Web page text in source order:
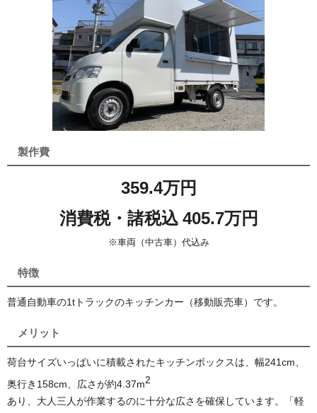
製作費
359.4万円
消費税・諸税込 405.7万円
※車両（中古車）代込み
特徴
普通自動車の1tトラックのキッチンカー（移動販売車）です。
メリット
荷台サイズいっぱいに積載されたキッチンボックスは、幅241cm、
奥行き158cm、広さが約4.37m2
あり、大人三人が作業するのに十分な広さを確保しています。「軽